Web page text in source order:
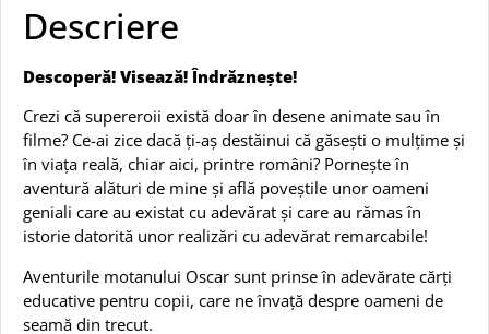
Descriere
Descoperă! Visează! Îndrăznește!
Crezi că supereroii există doar în desene animate sau în
filme? Ce-ai zice dacă ți-aș destăinui că găsești o mulțime și
în viața reală, chiar aici, printre români? Pornește în
aventură alături de mine și află poveștile unor oameni
geniali care au existat cu adevărat și care au rămas în
istorie datorită unor realizări cu adevărat remarcabile!
Aventurile motanului Oscar sunt prinse în adevărate cărți
educative pentru copii, care ne învață despre oameni de
seamă din trecut.